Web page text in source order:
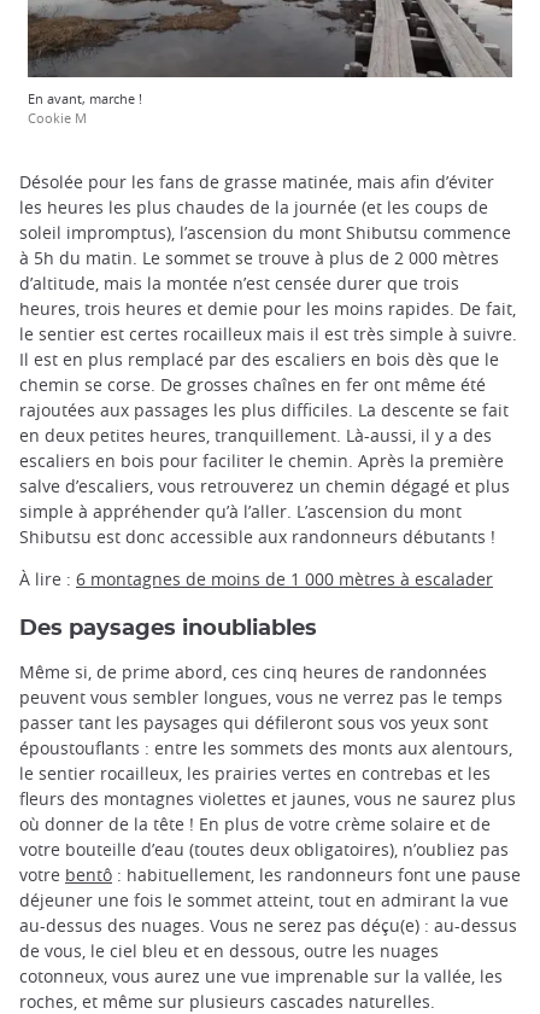
En avant, marche !
Cookie M
Désolée pour les fans de grasse matinée, mais afin d’éviter
les heures les plus chaudes de la journée (et les coups de
soleil impromptus), l’ascension du mont Shibutsu commence
à 5h du matin. Le sommet se trouve à plus de 2 000 mètres
d’altitude, mais la montée n’est censée durer que trois
heures, trois heures et demie pour les moins rapides. De fait,
le sentier est certes rocailleux mais il est très simple à suivre.
Il est en plus remplacé par des escaliers en bois dès que le
chemin se corse. De grosses chaînes en fer ont même été
rajoutées aux passages les plus difficiles. La descente se fait
en deux petites heures, tranquillement. Là-aussi, il y a des
escaliers en bois pour faciliter le chemin. Après la première
salve d’escaliers, vous retrouverez un chemin dégagé et plus
simple à appréhender qu’à l’aller. L’ascension du mont
Shibutsu est donc accessible aux randonneurs débutants !
À lire : 6 montagnes de moins de 1 000 mètres à escalader
Des paysages inoubliables
Même si, de prime abord, ces cinq heures de randonnées
peuvent vous sembler longues, vous ne verrez pas le temps
passer tant les paysages qui défileront sous vos yeux sont
époustouflants : entre les sommets des monts aux alentours,
le sentier rocailleux, les prairies vertes en contrebas et les
fleurs des montagnes violettes et jaunes, vous ne saurez plus
où donner de la tête ! En plus de votre crème solaire et de
votre bouteille d’eau (toutes deux obligatoires), n’oubliez pas
votre bentô : habituellement, les randonneurs font une pause
déjeuner une fois le sommet atteint, tout en admirant la vue
au-dessus des nuages. Vous ne serez pas déçu(e) : au-dessus
de vous, le ciel bleu et en dessous, outre les nuages
cotonneux, vous aurez une vue imprenable sur la vallée, les
roches, et même sur plusieurs cascades naturelles.